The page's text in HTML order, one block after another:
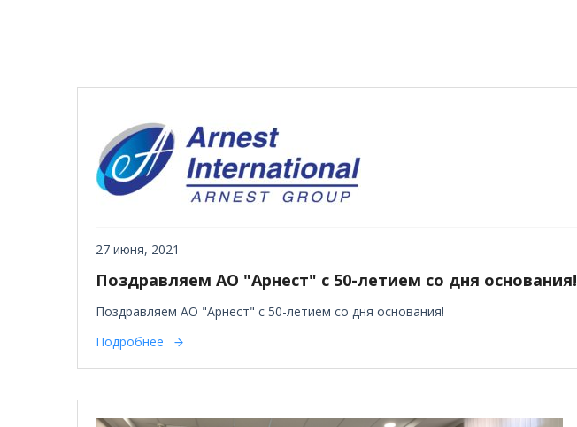
27 июня, 2021
Поздравляем АО "Арнест" с 50-летием со дня основания!
Поздравляем АО "Арнест" с 50-летием со дня основания!
Подробнее